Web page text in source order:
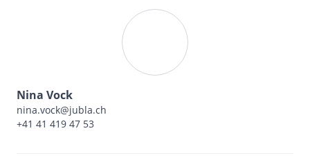
Nina Vock
nina.vock@jubla.ch
+41 41 419 47 53